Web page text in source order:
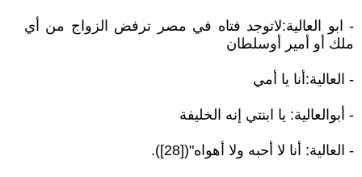
- ابو العالية:لاتوجد فتاه في مصر ترفض الزواج من أي
ملك أو أمير أوسلطان
- العالية:أنا يا أمي
- أبوالعالية: يا ابنتي إنه الخليفة
- العالية: أنا لا أحبه ولا أهواه"([28]).